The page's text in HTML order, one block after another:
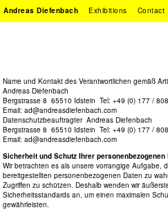
Andreas Diefenbach Exhibitions Contact
Name und Kontakt des Verantwortlichen gemäß
Andreas Diefenbach
Bergstrasse 8 65510 Idstein Tel: +49 (0) 177 /
Email: ad@andreasdiefenbach.com
Datenschutzbeauftragter Andreas Diefenbach
Bergstrasse 8 65510 Idstein Tel: +49 (0) 177 /
Email: ad@andreasdiefenbach.com
Sicherheit und Schutz Ihrer personenbezogenen
Wir betrachten es als unsere vorrangige Aufgabe,
bereitgestellten personenbezogenen Daten zu
Zugriffen zu schützen. Deshalb wenden wir
Sicherheitsstandards an, um einen maximalen
gewährleisten.